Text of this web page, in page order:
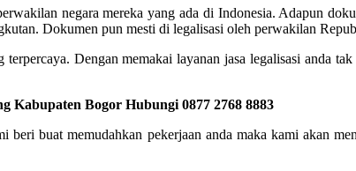
negara mereka yang ada di Indonesia. Adapun
Dokumen pun mesti di legalisasi oleh perwakilan
Dengan memakai layanan jasa legalisasi anda
Kabupaten Bogor Hubungi 0877 2768 8883
buat memudahkan pekerjaan anda maka kami akan